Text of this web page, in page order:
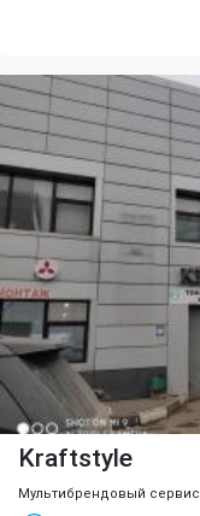
Kraftstyle
Мультибрендовый сервис